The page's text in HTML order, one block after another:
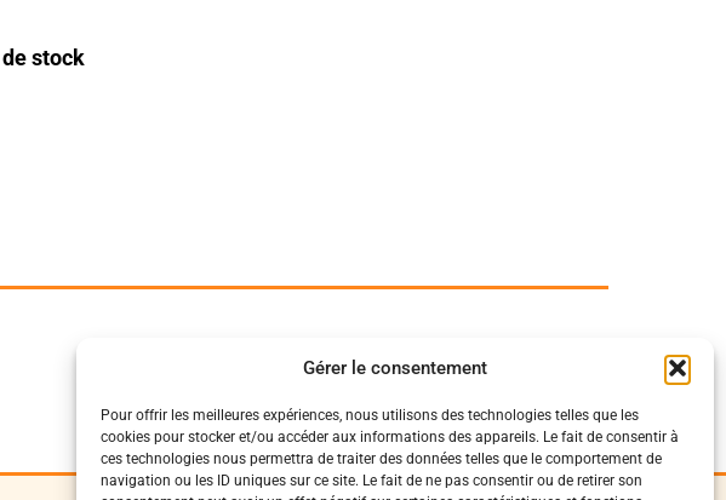
Gérer le consentement
Pour offrir les meilleures expériences, nous utilisons des technologies telles que les
cookies pour stocker et/ou accéder aux informations des appareils. Le fait de consentir à
ces technologies nous permettra de traiter des données telles que le comportement de
navigation ou les ID uniques sur ce site. Le fait de ne pas consentir ou de retirer son
stock